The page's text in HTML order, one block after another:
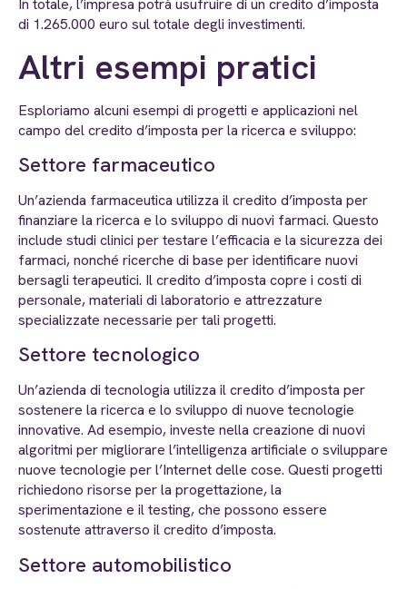
In totale, l’impresa potrà usufruire di un credito d’imposta
di 1.265.000 euro sul totale degli investimenti.
Altri esempi pratici
Esploriamo alcuni esempi di progetti e applicazioni nel
campo del credito d’imposta per la ricerca e sviluppo:
Settore farmaceutico
Un’azienda farmaceutica utilizza il credito d’imposta per
finanziare la ricerca e lo sviluppo di nuovi farmaci. Questo
include studi clinici per testare l’efficacia e la sicurezza dei
farmaci, nonché ricerche di base per identificare nuovi
bersagli terapeutici. Il credito d’imposta copre i costi di
personale, materiali di laboratorio e attrezzature
specializzate necessarie per tali progetti.
Settore tecnologico
Un’azienda di tecnologia utilizza il credito d’imposta per
sostenere la ricerca e lo sviluppo di nuove tecnologie
innovative. Ad esempio, investe nella creazione di nuovi
algoritmi per migliorare l’intelligenza artificiale o sviluppare
nuove tecnologie per l’Internet delle cose. Questi progetti
richiedono risorse per la progettazione, la
sperimentazione e il testing, che possono essere
sostenute attraverso il credito d’imposta.
Settore automobilistico